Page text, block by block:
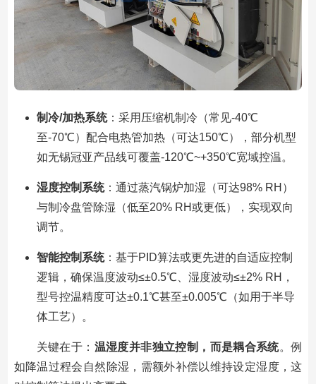
制冷/加热系统：采用压缩机制冷（常见-40℃
至-70℃）配合电热管加热（可达150℃），部分机型
如无锡冠亚产品线可覆盖-120℃~+350℃宽域控温。
湿度控制系统：通过蒸汽锅炉加湿（可达98% RH）
与制冷盘管除湿（低至20% RH或更低），实现双向
调节。
智能控制系统：基于PID算法或更先进的自适应控制
逻辑，确保温度波动≤±0.5℃、湿度波动≤±2% RH，
型号控温精度可达±0.1℃甚至±0.005℃（如用于半导
体工艺）。
关键在于： 温湿度并非独立控制，而是耦合系统。例
如降温过程会自然除湿，需额外补偿以维持设定湿度，这